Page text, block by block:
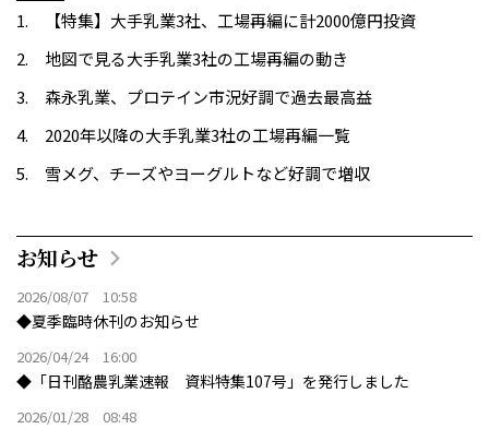
【特集】大手乳業3社、工場再編に計2000億円投資
地図で見る大手乳業3社の工場再編の動き
森永乳業、プロテイン市況好調で過去最高益
2020年以降の大手乳業3社の工場再編一覧
雪メグ、チーズやヨーグルトなど好調で増収
お知らせ
2026/08/07 10:58
◆夏季臨時休刊のお知らせ
2026/04/24 16:00
◆「日刊酪農乳業速報 資料特集107号」を発行しました
2026/01/28 08:48